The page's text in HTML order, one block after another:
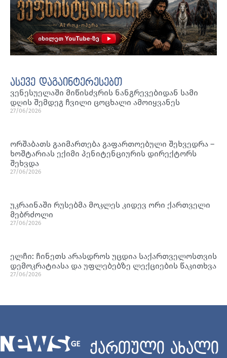
ასევე დაგაინტერესებთ
ვენესუელაში მიწისძვრის ნანგრევებიდან სამი
დღის შემდეგ ჩვილი ცოცხალი ამოიყვანეს
27/06/2026
ორშაბათს გაიმართება გაფართოებული შეხვედრა –
ხოშტარიას ექიმი პენიტენციურის დირექტორს
შეხვდა
27/06/2026
უკრაინაში რუსებმა მოკლეს კიდევ ორი ქართველი
მებრძოლი
27/06/2026
ელჩი: ჩინეთს არასდროს უცდია საქართველოსთვის
დემოკრატიასა და უფლებებზე ლექციების წაკითხვა
27/06/2026
ქართული ახალი